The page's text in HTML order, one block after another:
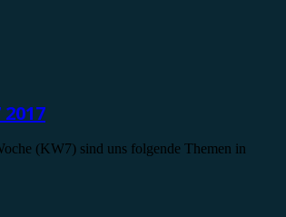
(KW7) sind uns folgende Themen in